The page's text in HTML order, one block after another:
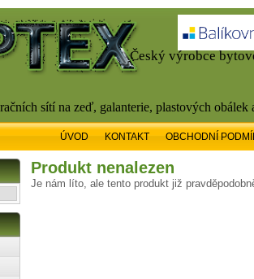
Český výrobce
sítí na zeď, galanterie, plastových
ÚVOD KONTAKT OBCHODNÍ
Produkt nenalezen
Je nám líto, ale tento produkt již